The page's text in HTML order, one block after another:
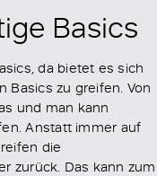
Basics
da bietet es sich
Basics zu greifen. Von
und man kann
Anstatt immer auf
die
zurück. Das kann zum